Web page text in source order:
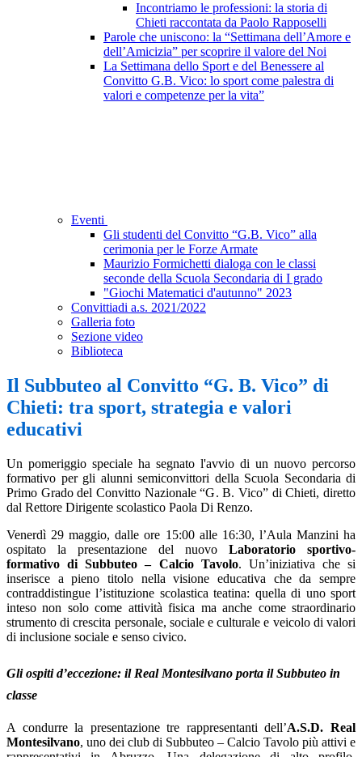
Incontriamo le professioni: la storia di
Chieti raccontata da Paolo Rapposelli
Parole che uniscono: la “Settimana dell’Amore e
dell’Amicizia” per scoprire il valore del Noi
La Settimana dello Sport e del Benessere al
Convitto G.B. Vico: lo sport come palestra di
valori e competenze per la vita”
Eventi
Gli studenti del Convitto “G.B. Vico” alla
cerimonia per le Forze Armate
Maurizio Formichetti dialoga con le classi
seconde della Scuola Secondaria di I grado
"Giochi Matematici d'autunno" 2023
Convittiadi a.s. 2021/2022
Galleria foto
Sezione video
Biblioteca
Il Subbuteo al Convitto “G. B. Vico” di
Chieti: tra sport, strategia e valori
educativi
Un pomeriggio speciale ha segnato l'avvio di un nuovo percorso
formativo per gli alunni semiconvittori della Scuola Secondaria di
Primo Grado del Convitto Nazionale “G. B. Vico” di Chieti, diretto
dal Rettore Dirigente scolastico Paola Di Renzo.
Venerdì 29 maggio, dalle ore 15:00 alle 16:30, l’Aula Manzini ha
ospitato la presentazione del nuovo Laboratorio sportivo-
formativo di Subbuteo – Calcio Tavolo. Un’iniziativa che si
inserisce a pieno titolo nella visione educativa che da sempre
contraddistingue l’istituzione scolastica teatina: quella di uno sport
inteso non solo come attività fisica ma anche come straordinario
strumento di crescita personale, sociale e culturale e veicolo di valori
di inclusione sociale e senso civico.
Gli ospiti d’eccezione: il Real Montesilvano porta il Subbuteo in
classe
A condurre la presentazione tre rappresentanti dell’A.S.D. Real
Montesilvano, uno dei club di Subbuteo – Calcio Tavolo più attivi e